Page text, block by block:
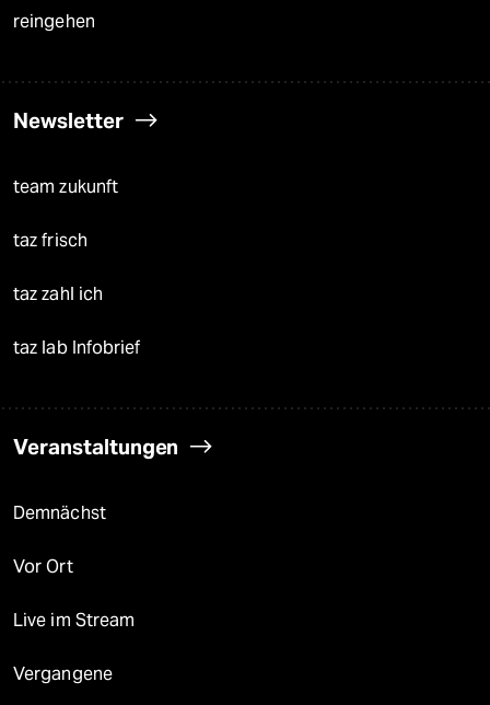
reingehen
Newsletter
team zukunft
taz frisch
taz zahl ich
taz lab Infobrief
Veranstaltungen
Demnächst
Vor Ort
Live im Stream
Vergangene